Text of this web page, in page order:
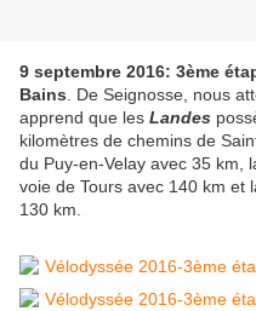
9 septembre 2016: 3ème
Bains . De Seignosse, nous
apprend que les Landes
kilomètres de chemins de
du Puy-en-Velay avec 35 km,
voie de Tours avec 140 km et
130 km.